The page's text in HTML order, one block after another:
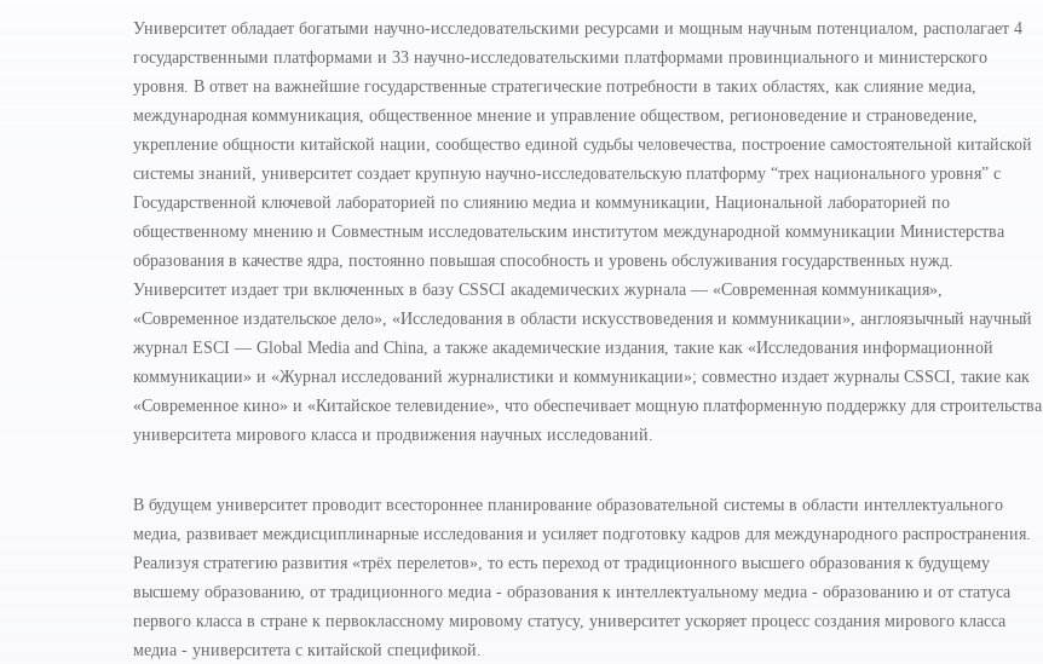
Университет обладает богатыми научно-исследовательскими ресурсами и мощным научным потенциалом, располагает 4
государственными платформами и 33 научно-исследовательскими платформами провинциального и министерского
уровня. В ответ на важнейшие государственные стратегические потребности в таких областях, как слияние медиа,
международная коммуникация, общественное мнение и управление обществом, регионоведение и страноведение,
укрепление общности китайской нации, сообщество единой судьбы человечества, построение самостоятельной китайской
системы знаний, университет создает крупную научно-исследовательскую платформу “трех национального уровня” с
Государственной ключевой лабораторией по слиянию медиа и коммуникации, Национальной лабораторией по
общественному мнению и Совместным исследовательским институтом международной коммуникации Министерства
образования в качестве ядра, постоянно повышая способность и уровень обслуживания государственных нужд.
Университет издает три включенных в базу CSSCI академических журнала — «Современная коммуникация»,
«Современное издательское дело», «Исследования в области искусствоведения и коммуникации», англоязычный научный
журнал ESCI — Global Media and China, а также академические издания, такие как «Исследования информационной
коммуникации» и «Журнал исследований журналистики и коммуникации»; совместно издает журналы CSSCI, такие как
«Современное кино» и «Китайское телевидение», что обеспечивает мощную платформенную поддержку для строительства
университета мирового класса и продвижения научных исследований.
В будущем университет проводит всестороннее планирование образовательной системы в области интеллектуального
медиа, развивает междисциплинарные исследования и усиляет подготовку кадров для международного распространения.
Реализуя стратегию развития «трёх перелетов», то есть переход от традиционного высшего образования к будущему
высшему образованию, от традиционного медиа - образования к интеллектуальному медиа - образованию и от статуса
первого класса в стране к первоклассному мировому статусу, университет ускоряет процесс создания мирового класса
медиа - университета с китайской спецификой.